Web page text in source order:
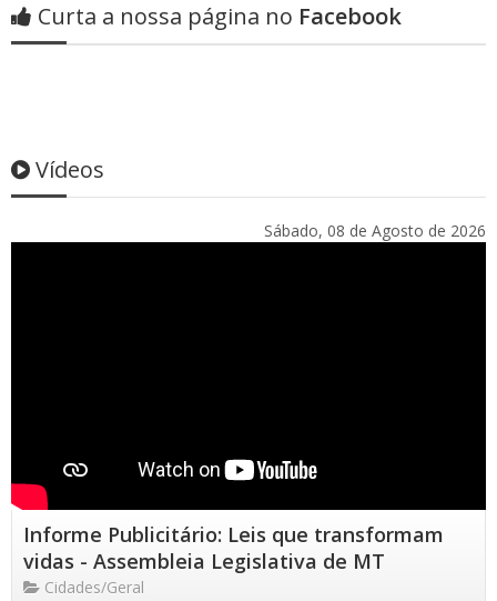
Curta a nossa página no Facebook
Vídeos
Sábado, 08 de Agosto de 2026
Informe Publicitário: Leis que transformam
vidas - Assembleia Legislativa de MT
Cidades/Geral